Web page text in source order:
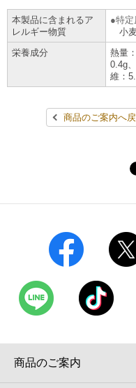
チケット
プリペイドサービス
スポーツ振興くじ
行政サービス
学び・教育
スマホプリペイド
レジでApple Accountにチャ
オンラインフォトサービス
コインランドリー（店舗限
自転車シェアリング（店舗
モバイルバッテリーシェア
モバイルWi-Fiバッテリー
荷物預かりサービス「
JTB
国内店舗数
売上高、店舗数推移
セブン‐イレブンの海外事業
データで見るセブン‐イレ
セブン‐イレブンの「商品
セブン-イレブンの横顔
セブン-イレブンの歴史
4VISIONS
サステナビリティニュース
サステナビリティレポート
報告書ライブラリー
English (Corporate)
English (Services)
简体中文(服务)
한국어(서비스)
本製品に含まれるア
レルギー物質
特定
小
栄養成分
熱量
0.4g
維：
商品のご案内へ
商品のご案内